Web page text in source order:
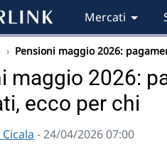
Mercati
› Pensioni maggio 2026:
maggio 2026:
ecco per chi
- 24/04/2026 07:00